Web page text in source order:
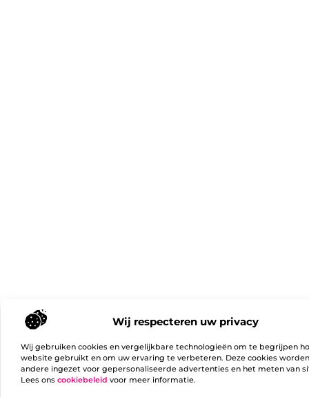
Wij respecteren uw privacy
Wij gebruiken cookies en vergelijkbare technologieën om te begrijpen
website gebruikt en om uw ervaring te verbeteren. Deze cookies
andere ingezet voor gepersonaliseerde advertenties en het meten van
Lees ons cookiebeleid voor meer informatie.